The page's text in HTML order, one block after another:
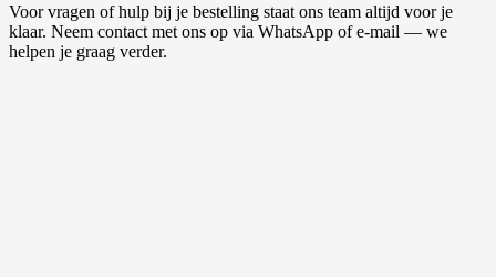
Voor vragen of hulp bij je bestelling staat ons team altijd voor je
klaar. Neem contact met ons op via WhatsApp of e-mail — we
helpen je graag verder.